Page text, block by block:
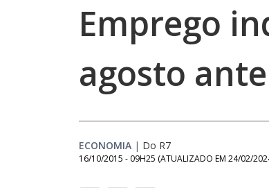
Emprego
agosto
ECONOMIA | Do R7
16/10/2015 - 09H25 (ATUALIZADO EM 24/02/